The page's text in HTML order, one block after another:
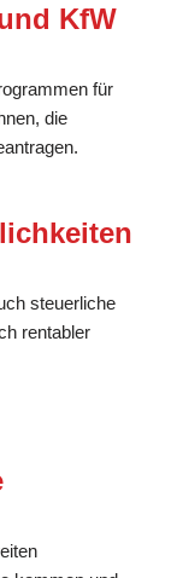
KfW
für
die
steuerliche
rentabler